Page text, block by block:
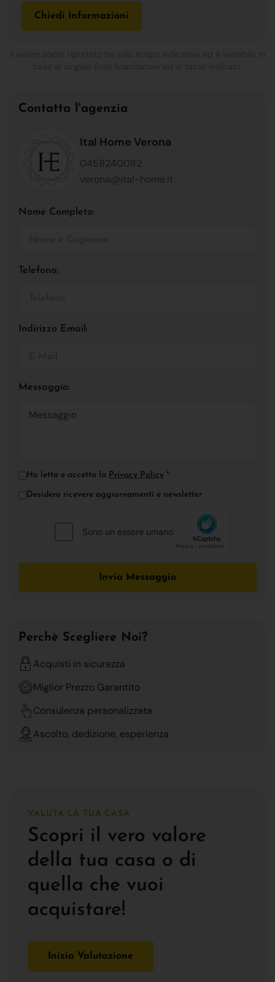
Chiedi Informazioni
Contatta l'agenzia
Ital Home Verona
0458240082
verona@ital-home.it
Nome Completo:
Telefono:
Indirizzo Email:
Messaggio:
Ho letto e accetto la Privacy Policy *
Desidero ricevere aggiornamenti e newsletter
Invia Messaggio
Perchè Scegliere Noi?
Acquisti in sicurezza
Miglior Prezzo Garantito
Consulenza personalizzata
Ascolto, dedizione, esperienza
VALUTA LA TUA CASA
Scopri il vero valore
della tua casa o di
quella che vuoi
acquistare!
Inizia Valutazione